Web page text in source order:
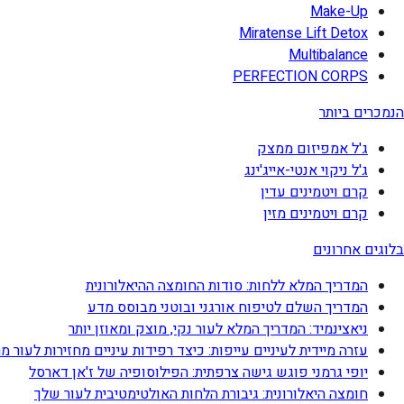
Make-Up
Miratense Lift Detox
Multibalance
PERFECTION CORPS
הנמכרים ביותר
ג'ל אמפיזום ממצק
ג'ל ניקוי אנטי-אייג'ינג
קרם ויטמינים עדין
קרם ויטמינים מזין
בלוגים אחרונים
המדריך המלא ללחות: סודות החומצה ההיאלורונית
המדריך השלם לטיפוח אורגני ובוטני מבוסס מדע
ניאצינמיד: המדריך המלא לעור נקי, מוצק ומאוזן יותר
עזרה מיידית לעיניים עייפות: כיצד רפידות עיניים מחזירות לעור
יופי גרמני פוגש גישה צרפתית: הפילוסופיה של ז'אן דארסל
חומצה היאלורונית: גיבורת הלחות האולטימטיבית לעור שלך